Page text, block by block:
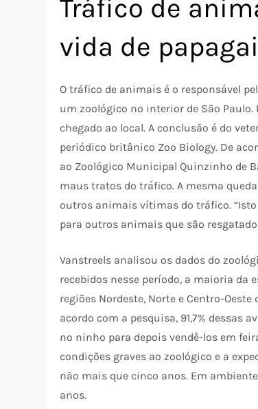
Tráfico de
vida de
O tráfico de animais é o responsável
um zoológico no interior de São
chegado ao local. A conclusão é do
periódico britânico Zoo Biology. De
ao Zoológico Municipal Quinzinho de
maus tratos do tráfico. A mesma
outros animais vítimas do tráfico. “Isto
para outros animais que são
Vanstreels analisou os dados do
recebidos nesse período, a maioria da
regiões Nordeste, Norte e Centro-
acordo com a pesquisa, 91,7% dessas
no ninho para depois vendê-los em
condições graves ao zoológico e a
não mais que cinco anos. Em
anos.